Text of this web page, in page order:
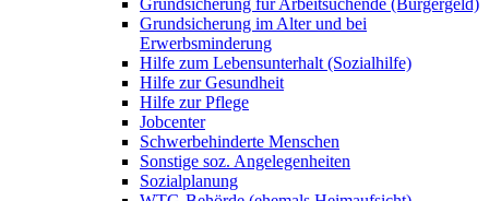
Grundsicherung im Alter und bei
Erwerbsminderung
Hilfe zum Lebensunterhalt (Sozialhilfe)
Hilfe zur Gesundheit
Hilfe zur Pflege
Jobcenter
Schwerbehinderte Menschen
Sonstige soz. Angelegenheiten
Sozialplanung